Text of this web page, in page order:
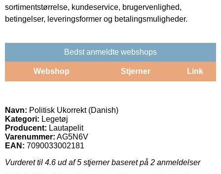
sortimentstørrelse, kundeservice, brugervenlighed,
betingelser, leveringsformer og betalingsmuligheder.
Bedst anmeldte webshops
Webshop Stjerner Link
Navn: Politisk Ukorrekt (Danish)
Kategori: Legetøj
Producent: Lautapelit
Varenummer: AG5N6V
EAN: 7090033002181
Vurderet til 4.6 ud af 5 stjerner baseret på 2 anmeldelser